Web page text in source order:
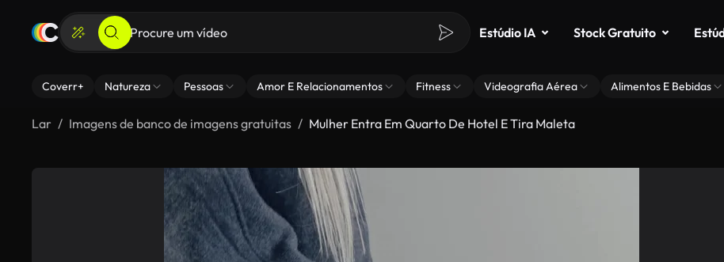
Estúdio IA Stock Gratuito
Coverr+ Natureza Pessoas Amor E Relacionamentos Fitness Videografia Aérea Alimentos E Bebidas
Lar Imagens de banco de imagens gratuitas Mulher Entra Em Quarto De Hotel E Tira Maleta